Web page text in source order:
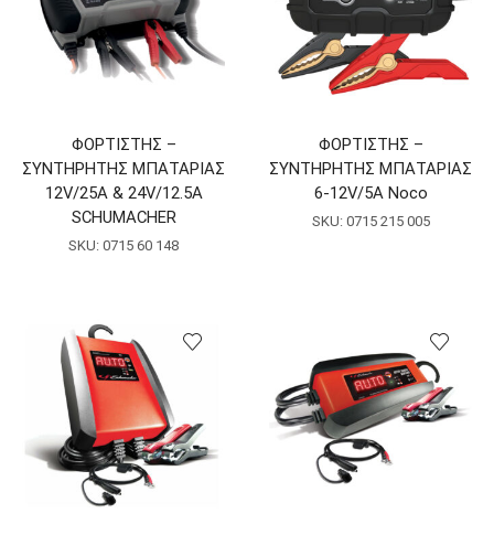
ΦΟΡΤΙΣΤΗΣ –
ΣΥΝΤΗΡΗΤΗΣ ΜΠΑΤΑΡΙΑΣ
12V/25A & 24V/12.5A
SCHUMACHER
SKU: 0715 60 148
ΦΟΡΤΙΣΤΗΣ –
ΣΥΝΤΗΡΗΤΗΣ ΜΠΑΤΑΡΙΑΣ
6-12V/5A Noco
SKU: 0715 215 005